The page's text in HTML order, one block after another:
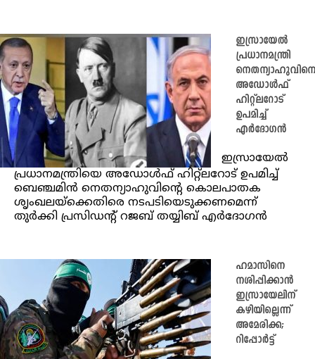
ഇസ്രായേൽ
പ്രധാനമന്ത്രി
നെതന്യാഹുവിനെ
അഡോൾഫ്
ഹിറ്റ്‌ലറോട്
ഉപമിച്ച്
എർദോഗൻ
ഇസ്രായേൽ
പ്രധാനമന്ത്രിയെ അഡോൾഫ് ഹിറ്റ്‌ലറോട് ഉപമിച്ച്
ബെഞ്ചമിൻ നെതന്യാഹുവിൻ്റെ കൊലപാതക
ശൃംഖലയ്‌ക്കെതിരെ നടപടിയെടുക്കണമെന്ന്
തുർക്കി പ്രസിഡൻ്റ് റജബ് തയ്യിബ് എർദോഗൻ
ഹമാസിനെ
നശിപ്പിക്കാൻ
ഇസ്രായേലിന്
കഴിയില്ലെന്ന്
അമേരിക്ക;
റിപ്പോർട്ട്